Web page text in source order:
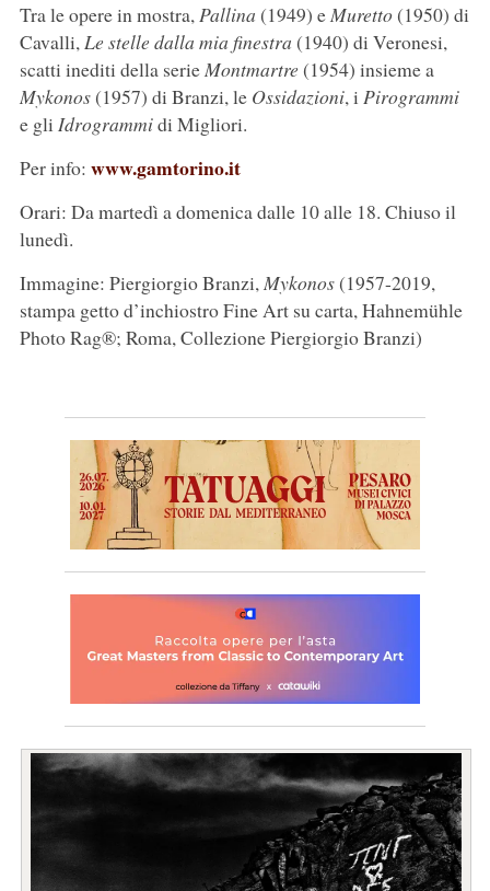
Tra le opere in mostra,Pallina (1949) eMuretto(1950) di
Cavalli,Le stelle dalla mia finestra (1940) di Veronesi,
scatti inediti della serieMontmartre(1954) insieme a
Mykonos(1957) di Branzi, le Ossidazioni, i Pirogrammi
e gli Idrogrammidi Migliori.
Per info: www.gamtorino.it
Orari: Da martedì a domenica dalle 10 alle 18. Chiuso il
lunedì.
Immagine: Piergiorgio Branzi,Mykonos(1957-2019,
stampa getto d’inchiostro Fine Art su carta, Hahnemühle
Photo Rag®; Roma, Collezione Piergiorgio Branzi)